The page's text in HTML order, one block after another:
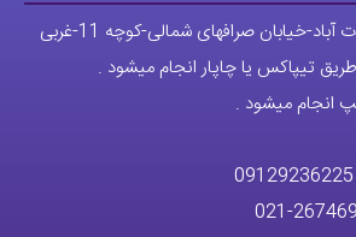
خیابان صرافهای شمالی-کوچه 11-غربی
تیپاکس یا چاپار انجام میشود .
انجام میشود .
09129236225
-021